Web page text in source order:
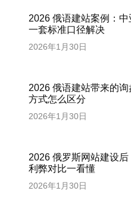
2026 俄语建站案例：
一套标准口径解决
2026年1月30日
2026 俄语建站带来的
方式怎么区分
2026年1月30日
2026 俄罗斯网站建设
利弊对比一看懂
2026年1月30日